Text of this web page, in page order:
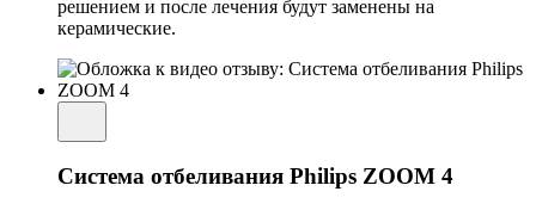
решением и после лечения будут заменены на
керамические.
Система отбеливания Philips ZOOM 4